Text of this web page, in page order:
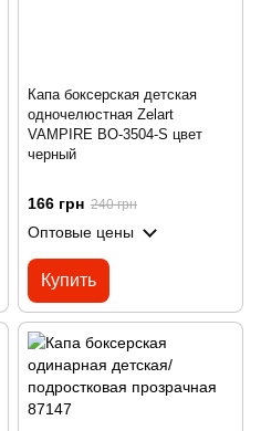
Капа боксерская детская
одночелюстная Zelart
VAMPIRE BO-3504-S цвет
черный
166 грн 240 грн
Оптовые цены
Купить